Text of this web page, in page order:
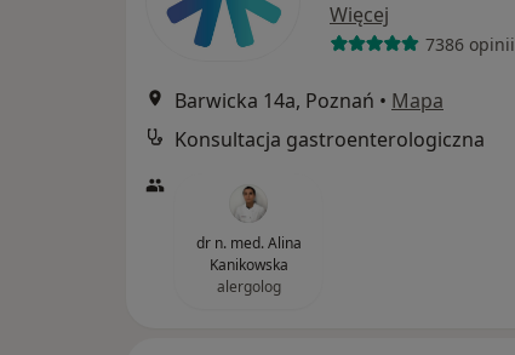
Więcej
7386 opinii
Barwicka 14a, Poznań • Mapa
Konsultacja gastroenterologiczna
dr n. med. Alina
Kanikowska
alergolog